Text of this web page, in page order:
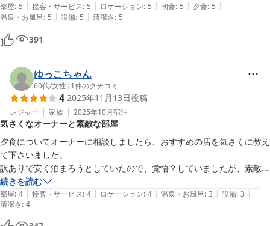
部屋: 5 | 接客・サービス: 5 | ロケーション: 5 | 朝食: 5 | 夕食: 5 |
温泉・お風呂: 5 | 設備: 5 | 清潔さ: 5
391
ゆっこちゃん
60代/女性 | 1件のクチコミ
4 2025年11月13日投稿
レジャー 家族 2025年10月宿泊
気さくなオーナーと素敵な部屋
夕食についてオーナーに相談しましたら、おすすめの店を気さくに教え
て下さいました。
訳ありで安く泊まろうとしていたので、覚悟？していましたが、素敵な
部屋で嬉しかったです。
続きを読む
部屋: 4 | 接客・サービス: 4 | ロケーション: 4 | 温泉・お風呂: 3 | 設備: 3 |
清潔さ: 4